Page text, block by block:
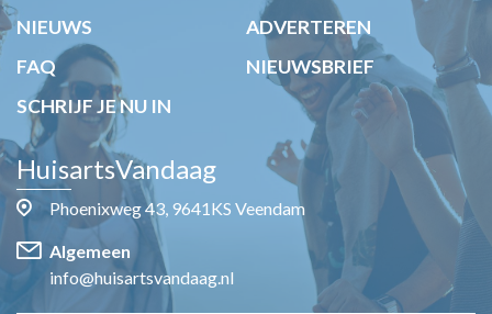
NIEUWS
ADVERTEREN
FAQ
NIEUWSBRIEF
SCHRIJF JE NU IN
HuisartsVandaag
Phoenixweg 43, 9641KS Veendam
Algemeen
info@huisartsvandaag.nl